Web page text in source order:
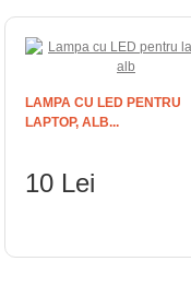
LAMPA CU LED PENTRU
LAPTOP, ALB...
10 Lei